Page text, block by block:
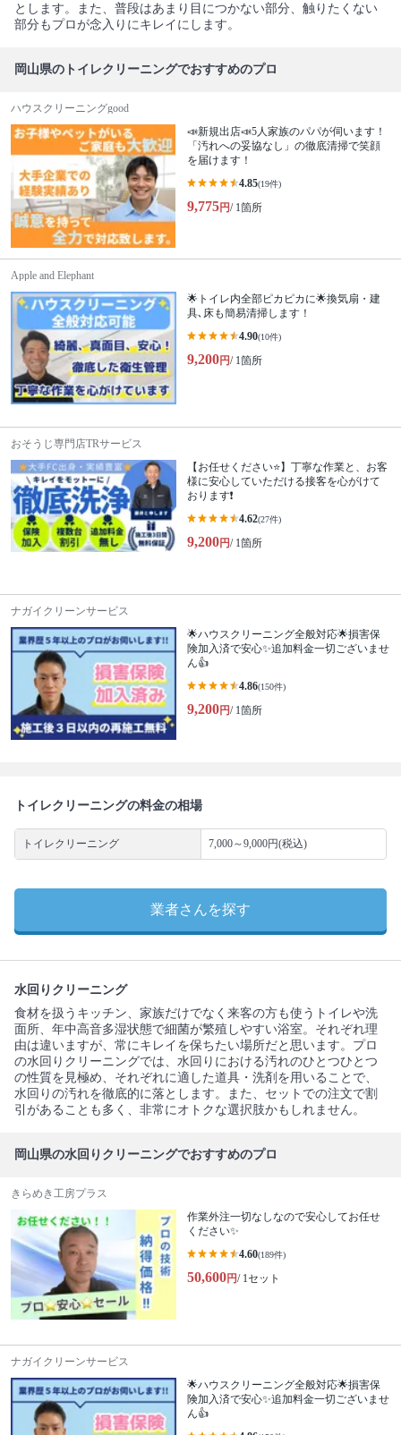
とします。また、普段はあまり目につかない部分、触りたくない
部分もプロが念入りにキレイにします。
岡山県のトイレクリーニングでおすすめのプロ
ハウスクリーニングgood
📣新規出店📣5人家族のパパが伺います！
「汚れへの妥協なし」の徹底清掃で笑顔
を届けます！
4.85(19件)
9,775円/ 1箇所
Apple and Elephant
🌟トイレ内全部ピカピカに🌟換気扇・建
具､床も簡易清掃します！
4.90(10件)
9,200円/ 1箇所
おそうじ専門店TRサービス
【お任せください⭐️】丁寧な作業と、お客
様に安心していただける接客を心がけて
おります❗️
4.62(27件)
9,200円/ 1箇所
ナガイクリーンサービス
🌟ハウスクリーニング全般対応🌟損害保
険加入済で安心✨追加料金一切ございませ
ん👍
4.86(150件)
9,200円/ 1箇所
トイレクリーニングの料金の相場
トイレクリーニング 7,000～9,000円(税込)
業者さんを探す
水回りクリーニング
食材を扱うキッチン、家族だけでなく来客の方も使うトイレや洗
面所、年中高音多湿状態で細菌が繁殖しやすい浴室。それぞれ理
由は違いますが、常にキレイを保ちたい場所だと思います。プロ
の水回りクリーニングでは、水回りにおける汚れのひとつひとつ
の性質を見極め、それぞれに適した道具・洗剤を用いることで、
水回りの汚れを徹底的に落とします。また、セットでの注文で割
引があることも多く、非常にオトクな選択肢かもしれません。
岡山県の水回りクリーニングでおすすめのプロ
きらめき工房プラス
作業外注一切なしなので安心してお任せ
ください✨
4.60(189件)
50,600円/ 1セット
ナガイクリーンサービス
🌟ハウスクリーニング全般対応🌟損害保
険加入済で安心✨追加料金一切ございませ
ん👍